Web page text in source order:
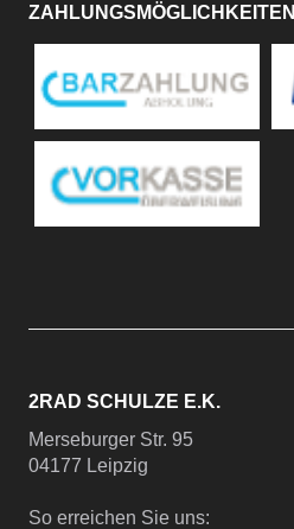
ZAHLUNGSMÖGLICHKEITEN
2RAD SCHULZE E.K.
Merseburger Str. 95
04177 Leipzig
So erreichen Sie uns: